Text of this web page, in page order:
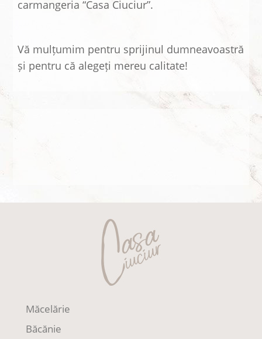
carmangeria “Casa Ciuciur”.
Vă mulțumim pentru sprijinul dumneavoastră
și pentru că alegeți mereu calitate!
Măcelărie
Băcănie